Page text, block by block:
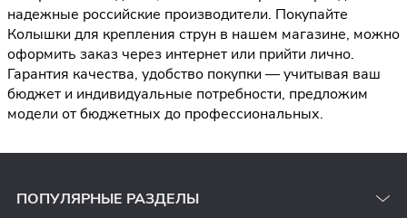
надежные российские производители. Покупайте
Колышки для крепления струн в нашем магазине, можно
оформить заказ через интернет или прийти лично.
Гарантия качества, удобство покупки — учитывая ваш
бюджет и индивидуальные потребности, предложим
модели от бюджетных до профессиональных.
ПОПУЛЯРНЫЕ РАЗДЕЛЫ